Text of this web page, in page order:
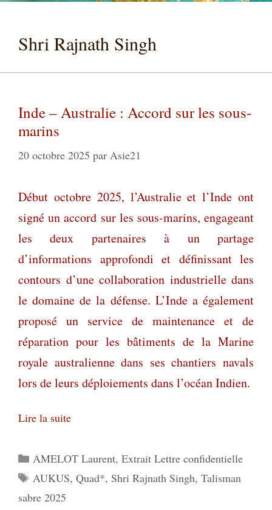
Shri Rajnath Singh
Inde – Australie : Accord sur les sous-
marins
20 octobre 2025 par Asie21
Début octobre 2025, l’Australie et l’Inde ont
signé un accord sur les sous-marins, engageant
les deux partenaires à un partage
d’informations approfondi et définissant les
contours d’une collaboration industrielle dans
le domaine de la défense. L’Inde a également
proposé un service de maintenance et de
réparation pour les bâtiments de la Marine
royale australienne dans ses chantiers navals
lors de leurs déploiements dans l’océan Indien.
Lire la suite
Catégories
AMELOT Laurent, Extrait Lettre confidentielle
Étiquettes
AUKUS, Quad*, Shri Rajnath Singh, Talisman
sabre 2025